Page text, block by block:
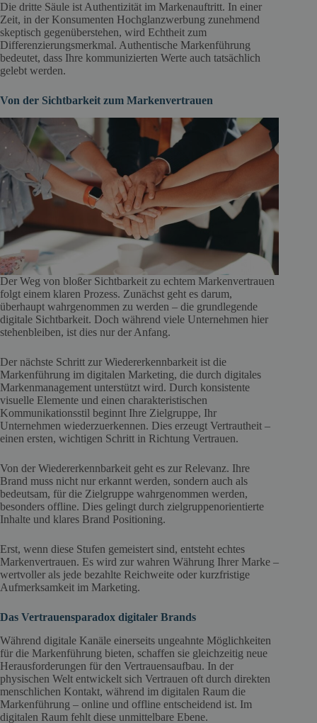
Die dritte Säule ist Authentizität im Markenauftritt. In einer
Zeit, in der Konsumenten Hochglanzwerbung zunehmend
skeptisch gegenüberstehen, wird Echtheit zum
Differenzierungsmerkmal. Authentische Markenführung
bedeutet, dass Ihre kommunizierten Werte auch tatsächlich
gelebt werden.
Von der Sichtbarkeit zum Markenvertrauen
Der Weg von bloßer Sichtbarkeit zu echtem Markenvertrauen
folgt einem klaren Prozess. Zunächst geht es darum,
überhaupt wahrgenommen zu werden – die grundlegende
digitale Sichtbarkeit. Doch während viele Unternehmen hier
stehenbleiben, ist dies nur der Anfang.
Der nächste Schritt zur Wiedererkennbarkeit ist die
Markenführung im digitalen Marketing, die durch digitales
Markenmanagement unterstützt wird. Durch konsistente
visuelle Elemente und einen charakteristischen
Kommunikationsstil beginnt Ihre Zielgruppe, Ihr
Unternehmen wiederzuerkennen. Dies erzeugt Vertrautheit –
einen ersten, wichtigen Schritt in Richtung Vertrauen.
Von der Wiedererkennbarkeit geht es zur Relevanz. Ihre
Brand muss nicht nur erkannt werden, sondern auch als
bedeutsam, für die Zielgruppe wahrgenommen werden,
besonders offline. Dies gelingt durch zielgruppenorientierte
Inhalte und klares Brand Positioning.
Erst, wenn diese Stufen gemeistert sind, entsteht echtes
Markenvertrauen. Es wird zur wahren Währung Ihrer Marke –
wertvoller als jede bezahlte Reichweite oder kurzfristige
Aufmerksamkeit im Marketing.
Das Vertrauensparadox digitaler Brands
Während digitale Kanäle einerseits ungeahnte Möglichkeiten
für die Markenführung bieten, schaffen sie gleichzeitig neue
Herausforderungen für den Vertrauensaufbau. In der
physischen Welt entwickelt sich Vertrauen oft durch direkten
menschlichen Kontakt, während im digitalen Raum die
Markenführung – online und offline entscheidend ist. Im
digitalen Raum fehlt diese unmittelbare Ebene.